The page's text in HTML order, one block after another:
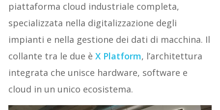
piattaforma cloud industriale completa,
specializzata nella digitalizzazione degli
impianti e nella gestione dei dati di macchina. Il
collante tra le due èX Platform, l’architettura
integrata che unisce hardware, software e
cloud in un unico ecosistema.